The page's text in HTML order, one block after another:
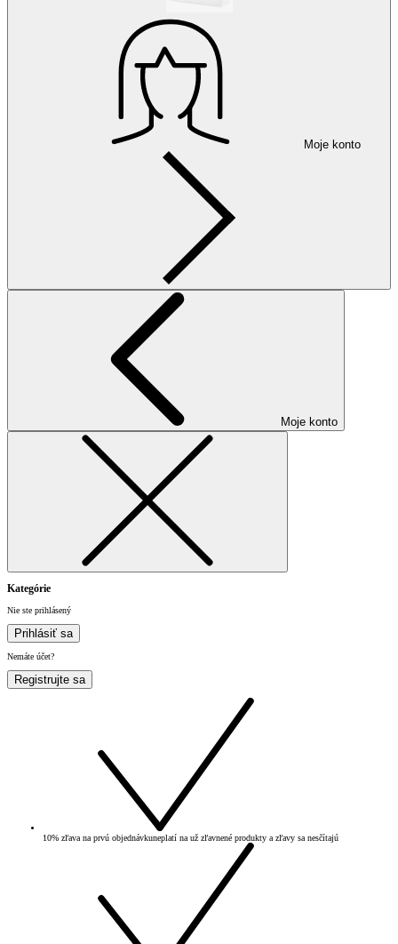
Moje konto
Moje konto
Kategórie
Nie ste prihlásený
Prihlásiť sa
Nemáte účet?
Registrujte sa
10% zľava na prvú objednávkuneplatí na už zľavnené produkty a zľavy sa nesčítajú